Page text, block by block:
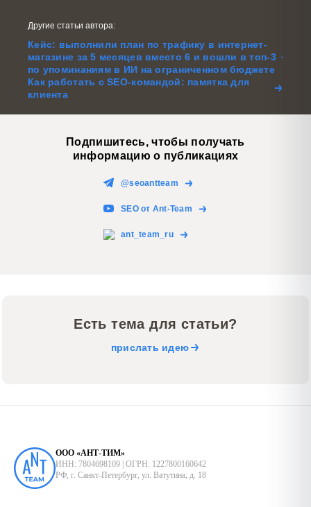
Другие статьи автора:
Кейс: выполнили план по трафику в интернет-
магазине за 5 месяцев вместо 6 и вошли в топ-3
по упоминаниям в ИИ на ограниченном бюджете
Как работать с SEO-командой: памятка для
клиента
Подпишитесь, чтобы получать
информацию о публикациях
@seoantteam
SEO от Ant-Team
ant_team_ru
Есть тема для статьи?
прислать идею
ООО «АНТ-ТИМ»
ИНН: 7804698109 | ОГРН: 1227800160642
РФ, г. Санкт-Петербург, ул. Ватутина, д. 18